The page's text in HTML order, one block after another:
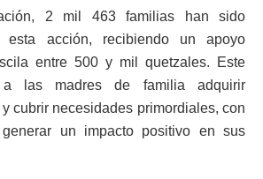
2 mil 463 familias han sido
esta acción, recibiendo un apoyo
entre 500 y mil quetzales. Este
a las madres de familia adquirir
cubrir necesidades primordiales, con
un impacto positivo en sus